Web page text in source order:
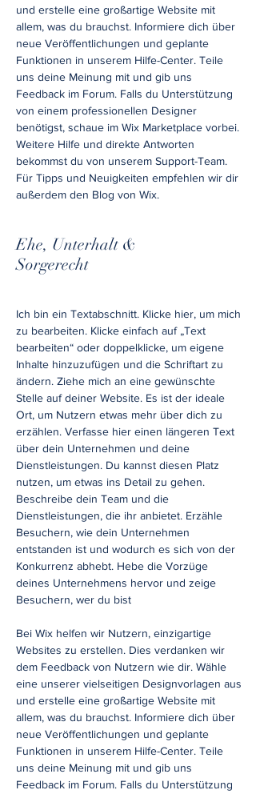
und erstelle eine großartige Website mit
allem, was du brauchst. Informiere dich über
neue Veröffentlichungen und geplante
Funktionen in unserem Hilfe-Center. Teile
uns deine Meinung mit und gib uns
Feedback im Forum. Falls du Unterstützung
von einem professionellen Designer
benötigst, schaue im Wix Marketplace vorbei.
Weitere Hilfe und direkte Antworten
bekommst du von unserem Support-Team.
Für Tipps und Neuigkeiten empfehlen wir dir
außerdem den Blog von Wix.
Ehe, Unterhalt &
Sorgerecht
Ich bin ein Textabschnitt. Klicke hier, um mich
zu bearbeiten. Klicke einfach auf „Text
bearbeiten“ oder doppelklicke, um eigene
Inhalte hinzuzufügen und die Schriftart zu
ändern. Ziehe mich an eine gewünschte
Stelle auf deiner Website. Es ist der ideale
Ort, um Nutzern etwas mehr über dich zu
erzählen. Verfasse hier einen längeren Text
über dein Unternehmen und deine
Dienstleistungen. Du kannst diesen Platz
nutzen, um etwas ins Detail zu gehen.
Beschreibe dein Team und die
Dienstleistungen, die ihr anbietet. Erzähle
Besuchern, wie dein Unternehmen
entstanden ist und wodurch es sich von der
Konkurrenz abhebt. Hebe die Vorzüge
deines Unternehmens hervor und zeige
Besuchern, wer du bist
Bei Wix helfen wir Nutzern, einzigartige
Websites zu erstellen. Dies verdanken wir
dem Feedback von Nutzern wie dir. Wähle
eine unserer vielseitigen Designvorlagen aus
und erstelle eine großartige Website mit
allem, was du brauchst. Informiere dich über
neue Veröffentlichungen und geplante
Funktionen in unserem Hilfe-Center. Teile
uns deine Meinung mit und gib uns
Feedback im Forum. Falls du Unterstützung